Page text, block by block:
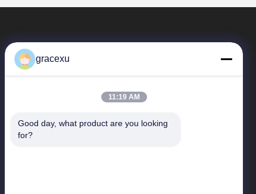
Schnelle Verbindungen
gracexu
11:19 AM
Good day, what product are you looking
for?